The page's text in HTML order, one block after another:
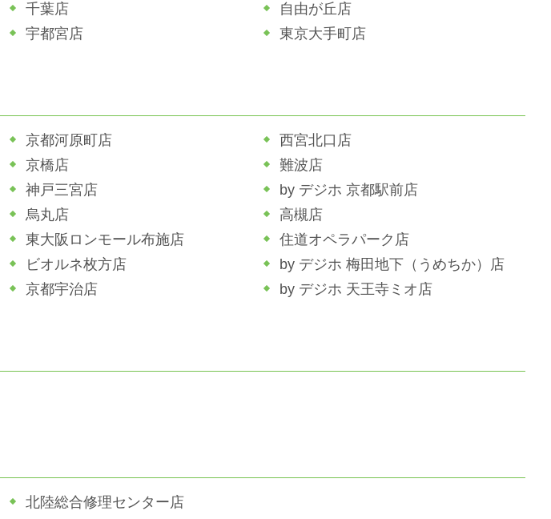
千葉店
自由が丘店
宇都宮店 東京大手町店
京都河原町店
西宮北口店
京橋店
難波店
神戸三宮店
by デジホ 京都駅前店
烏丸店
高槻店
東大阪ロンモール布施店
住道オペラパーク店
ビオルネ枚方店
by デジホ 梅田地下（うめちか）店
京都宇治店 by デジホ 天王寺ミオ店
北陸総合修理センター店